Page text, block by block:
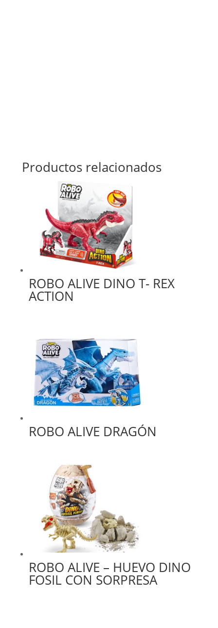
Productos relacionados
ROBO ALIVE DINO T- REX
ACTION
ROBO ALIVE DRAGÓN
ROBO ALIVE – HUEVO DINO
FOSIL CON SORPRESA